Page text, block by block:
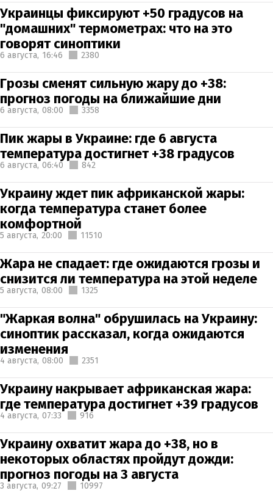
Украинцы фиксируют +50 градусов на
"домашних" термометрах: что на это
говорят синоптики
6 августа, 16:46 2380
Грозы сменят сильную жару до +38:
прогноз погоды на ближайшие дни
6 августа, 08:00 3358
Пик жары в Украине: где 6 августа
температура достигнет +38 градусов
6 августа, 06:40 842
Украину ждет пик африканской жары:
когда температура станет более
комфортной
5 августа, 20:00 11510
Жара не спадает: где ожидаются грозы и
снизится ли температура на этой неделе
5 августа, 08:00 1325
"Жаркая волна" обрушилась на Украину:
синоптик рассказал, когда ожидаются
изменения
4 августа, 08:00 2351
Украину накрывает африканская жара:
где температура достигнет +39 градусов
4 августа, 07:33 916
Украину охватит жара до +38, но в
некоторых областях пройдут дожди:
прогноз погоды на 3 августа
3 августа, 09:27 10997